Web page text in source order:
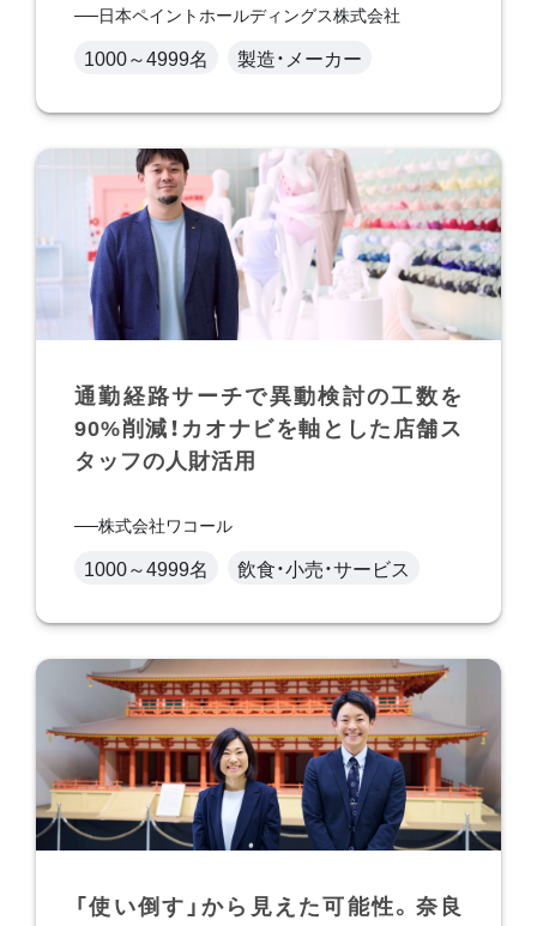
日本ペイントホールディングス株式会社
1000～4999名 製造・メーカー
通勤経路サーチで異動検討の工数を
90%削減！カオナビを軸とした店舗ス
タッフの人財活用
株式会社ワコール
1000～4999名 飲食・小売・サービス
「使い倒す」から見えた可能性。奈良